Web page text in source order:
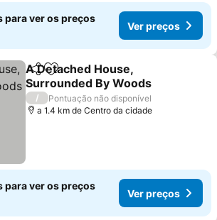
para ver os preços
Ver preços
PartilharAdicionar aos favoritos
A Detached House,
Surrounded By Woods
/
Pontuação não disponível
a 1.4 km de Centro da cidade
para ver os preços
Ver preços